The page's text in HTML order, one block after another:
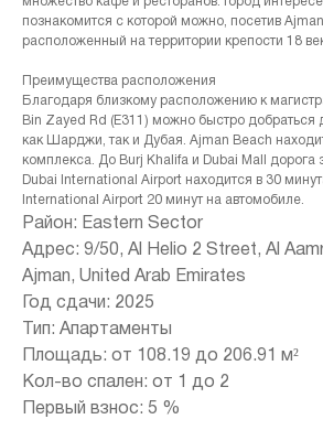
познакомится с которой можно, посетив
расположенный на территории крепости 18
Преимущества расположения
Благодаря близкому расположению к
Bin Zayed Rd (E311) можно быстро добраться
как Шарджи, так и Дубая. Ajman Beach
комплекса. До Burj Khalifa и Dubai Mall дорога
Dubai International Airport находится в 30
International Airport 20 минут на автомобиле.
Район: Eastern Sector
Адрес: 9/50, Al Helio 2 Street, Al
Ajman, United Arab Emirates
Год сдачи: 2025
Тип: Апартаменты
Площадь: от 108.19 до 206.91 м²
Кол-во спален: от 1 до 2
Первый взнос: 5 %
+971 (4) 412-5007
Housebook Real Estate LCC
Marina Plaza, office 2502-01, Dubai, UAE